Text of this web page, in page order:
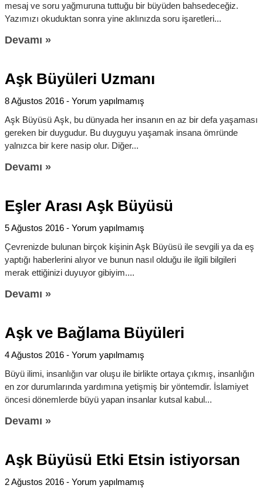
mesaj ve soru yağmuruna tuttuğu bir büyüden bahsedeceğiz.
Yazımızı okuduktan sonra yine aklınızda soru işaretleri
Devamı »
Aşk Büyüleri Uzmanı
8 Ağustos 2016
Yorum yapılmamış
Aşk Büyüsü Aşk, bu dünyada her insanın en az bir defa yaşaması
gereken bir duygudur. Bu duyguyu yaşamak insana ömründe
yalnızca bir kere nasip olur. Diğer
Devamı »
Eşler Arası Aşk Büyüsü
5 Ağustos 2016
Yorum yapılmamış
Çevrenizde bulunan birçok kişinin Aşk Büyüsü ile sevgili ya da eş
yaptığı haberlerini alıyor ve bunun nasıl olduğu ile ilgili bilgileri
merak ettiğinizi duyuyor gibiyim.
Devamı »
Aşk ve Bağlama Büyüleri
4 Ağustos 2016
Yorum yapılmamış
Büyü ilimi, insanlığın var oluşu ile birlikte ortaya çıkmış, insanlığın
en zor durumlarında yardımına yetişmiş bir yöntemdir. İslamiyet
öncesi dönemlerde büyü yapan insanlar kutsal kabul
Devamı »
Aşk Büyüsü Etki Etsin istiyorsan
2 Ağustos 2016 Yorum yapılmamış